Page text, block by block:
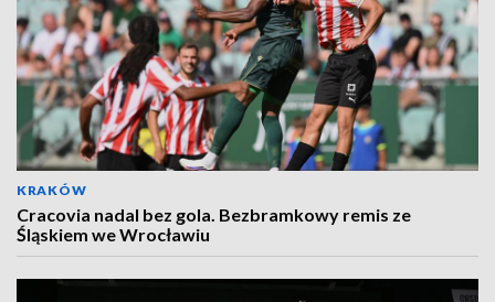
KRAKÓW
Cracovia nadal bez gola. Bezbramkowy remis ze
Śląskiem we Wrocławiu